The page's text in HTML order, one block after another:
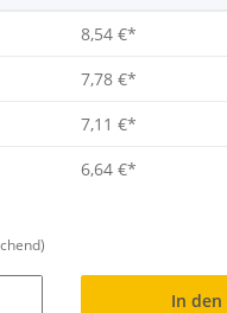
8,54 €*
7,78 €*
7,11 €*
6,64 €*
In